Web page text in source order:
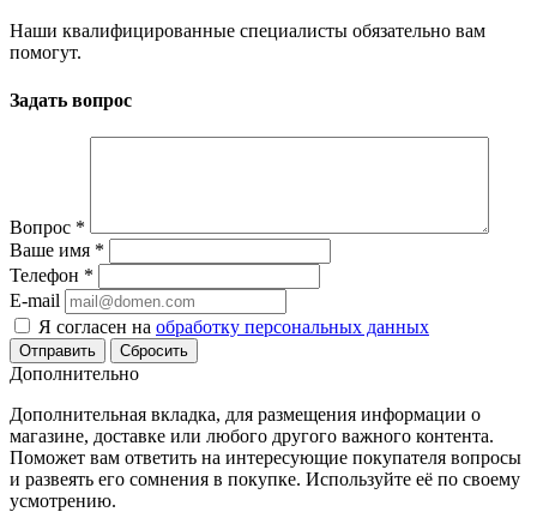
Наши квалифицированные специалисты обязательно вам
помогут.
Задать вопрос
Вопрос *
Ваше имя *
Телефон *
E-mail
Я согласен на обработку персональных данных
Сбросить
Дополнительно
Дополнительная вкладка, для размещения информации о
магазине, доставке или любого другого важного контента.
Поможет вам ответить на интересующие покупателя вопросы
и развеять его сомнения в покупке. Используйте её по своему
усмотрению.